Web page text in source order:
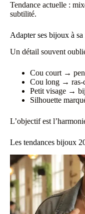
Tendance actuelle :
subtilité.
Adapter ses bijoux à
Un détail souvent
Cou court →
Cou long → ras-
Petit visage →
Silhouette
L’objectif est
Les tendances bijoux